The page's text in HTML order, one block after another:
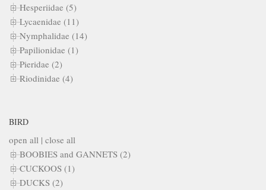
Hesperiidae (5)
Lycaenidae (11)
Nymphalidae (14)
Papilionidae (1)
Pieridae (2)
Riodinidae (4)
BIRD
open all | close all
BOOBIES and GANNETS (2)
CUCKOOS (1)
DUCKS (2)